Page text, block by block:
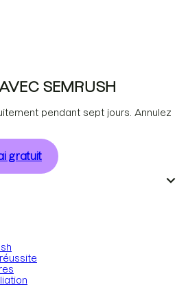
SEMRUSH
pendant sept jours. Annulez
gratuit